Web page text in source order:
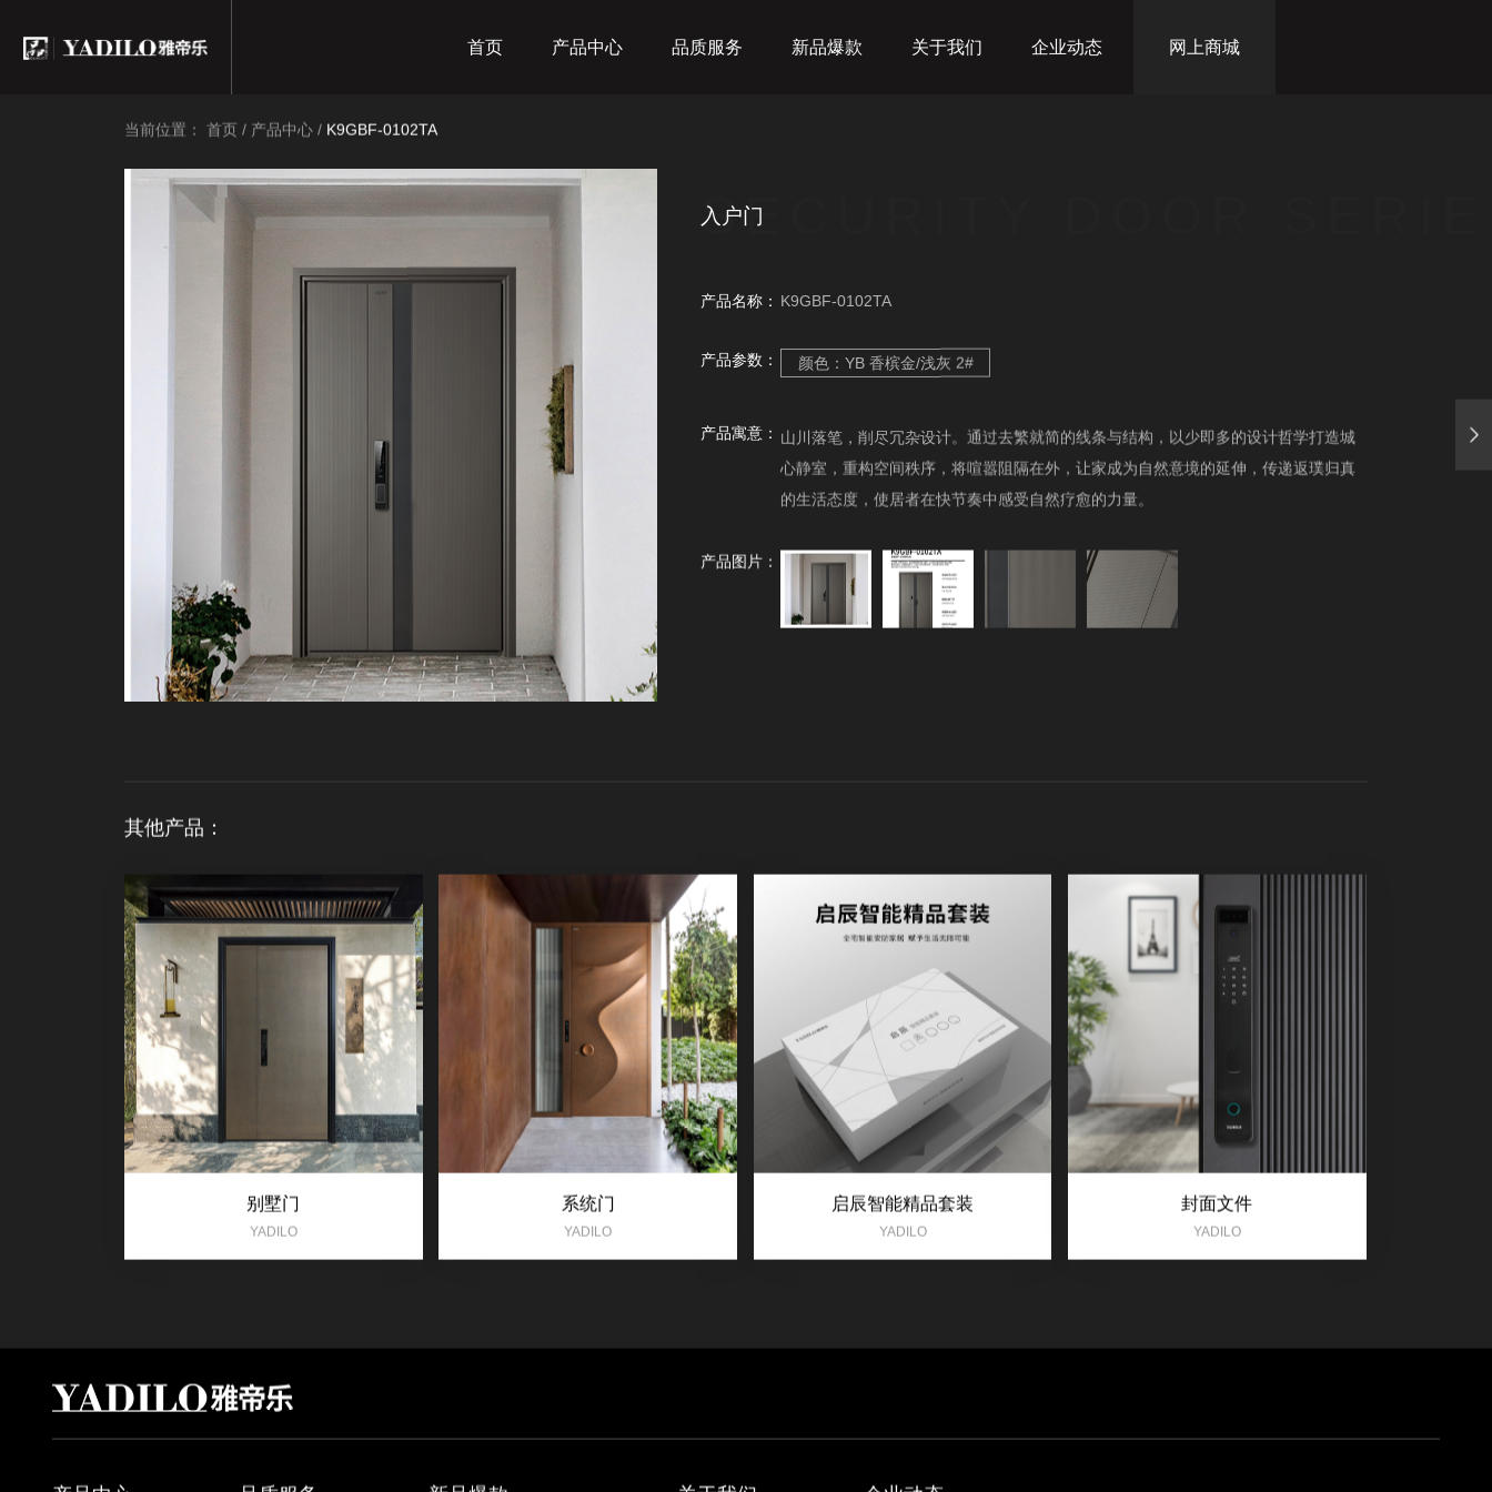
首页 产品中心 品质服务 新品爆款 关于我们 企业动态 网上商城
当前位置：首页 / 产品中心 / K9GBF-0102TA
入户门
SECURITY DOOR
产品名称： K9GBF-0102TA
产品参数： 颜色：YB 香槟金/浅灰 2#
产品寓意： 山川落笔，削尽冗杂设计。通过去繁就简的线条与结构，以少即多的设计哲学打造城
心静室，重构空间秩序，将喧嚣阻隔在外，让家成为自然意境的延伸，传递返璞归真
的生活态度，使居者在快节奏中感受自然疗愈的力量。
产品图片：
其他产品：
别墅门
YADILO
系统门
YADILO
启辰智能精品套装
YADILO
封面文件
YADILO